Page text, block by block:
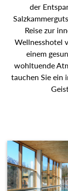
der
Reise zur
Wellnesshotel
einem
wohltuende
tauchen Sie ein